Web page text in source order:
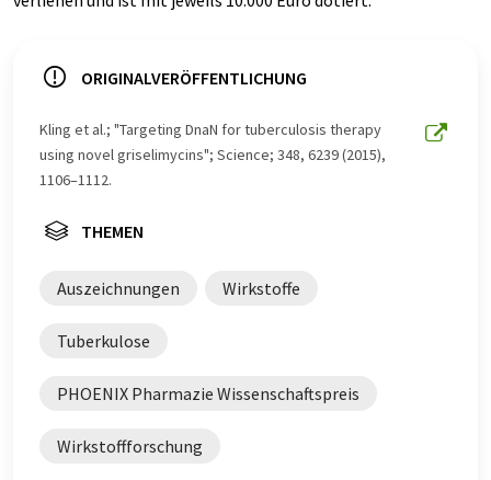
ORIGINALVERÖFFENTLICHUNG
Kling et al.; "Targeting DnaN for tuberculosis therapy
using novel griselimycins"; Science; 348, 6239 (2015),
1106–1112.
THEMEN
Auszeichnungen Wirkstoffe
Tuberkulose
PHOENIX Pharmazie Wissenschaftspreis
Wirkstoffforschung